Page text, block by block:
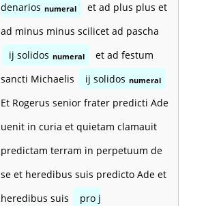
denarios numeral
et ad plus plus et
ad minus minus scilicet ad pascha
ij solidos numeral
et ad festum
sancti Michaelis
ij solidos numeral
Et Rogerus senior frater predicti Ade
uenit in curia et quietam clamauit
predictam terram in perpetuum de
se et heredibus suis predicto Ade et
heredibus suis
pro j